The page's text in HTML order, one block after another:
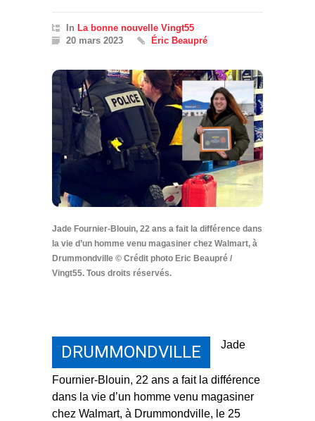
In La bonne nouvelle Vingt55
20 mars 2023
Éric Beaupré
Jade Fournier-Blouin, 22 ans a fait la différence dans
la vie d’un homme venu magasiner chez Walmart, à
Drummondville © Crédit photo Eric Beaupré /
Vingt55. Tous droits réservés.
DRUMMONDVILLE Jade
Fournier-Blouin, 22 ans a fait la différence
dans la vie d’un homme venu magasiner
chez Walmart, à Drummondville, le 25